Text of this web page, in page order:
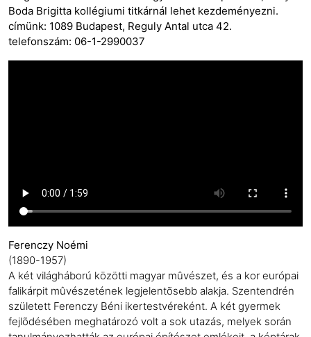
Boda Brigitta kollégiumi titkárnál lehet kezdeményezni.
címünk: 1089 Budapest, Reguly Antal utca 42.
telefonszám: 06-1-2990037
Ferenczy Noémi
(1890-1957)
A két világháború közötti magyar mûvészet, és a kor európai
falikárpit mûvészetének legjelentõsebb alakja. Szentendrén
született Ferenczy Béni ikertestvéreként. A két gyermek
fejlõdésében meghatározó volt a sok utazás, melyek során